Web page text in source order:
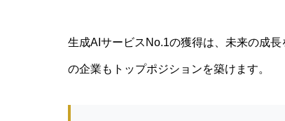
生成AIサービスNo.1の獲得は、未来の成
の企業もトップポジションを築けます。